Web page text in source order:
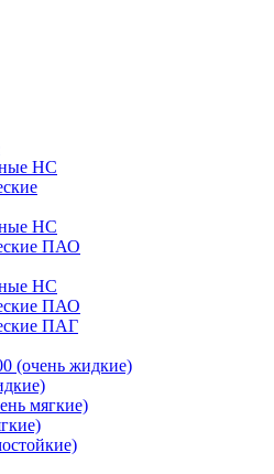
HC
HC
ПАО
HC
ПАО
ПАГ
(очень жидкие)
мягкие)